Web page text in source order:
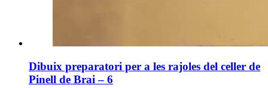
Dibuix preparatori per a les rajoles del celler de
Pinell de Brai – 6